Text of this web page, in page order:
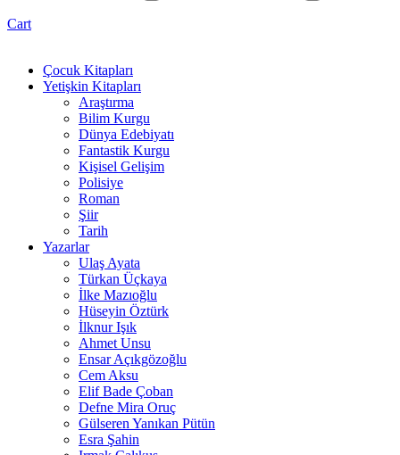
Cart
Çocuk Kitapları
Yetişkin Kitapları
Araştırma
Bilim Kurgu
Dünya Edebiyatı
Fantastik Kurgu
Kişisel Gelişim
Polisiye
Roman
Şiir
Tarih
Yazarlar
Ulaş Ayata
Türkan Üçkaya
İlke Mazıoğlu
Hüseyin Öztürk
İlknur Işık
Ahmet Unsu
Ensar Açıkgözoğlu
Cem Aksu
Elif Bade Çoban
Defne Mira Oruç
Gülseren Yanıkan Pütün
Esra Şahin